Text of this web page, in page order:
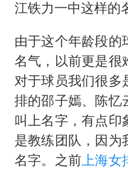
江铁力一中这样的
由于这个年龄段的
名气，以前更是很
对于球员我们很多
排的邵子嫣、陈忆
叫上名字，有点印
是教练团队，因为
名字。之前 上海女